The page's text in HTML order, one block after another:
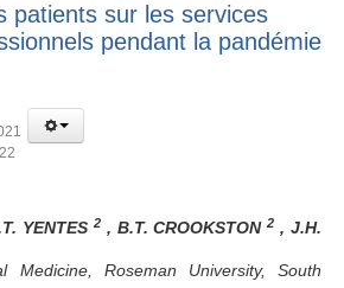
patients sur les services
pendant la pandémie
YENTES 2, B.T. CROOKSTON2 , J.H.
Medicine, Roseman University, South